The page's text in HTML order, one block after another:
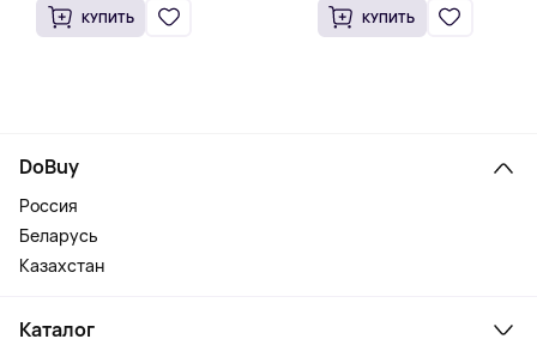
КУПИТЬ КУПИТЬ
DoBuy
Россия
Беларусь
Казахстан
Каталог